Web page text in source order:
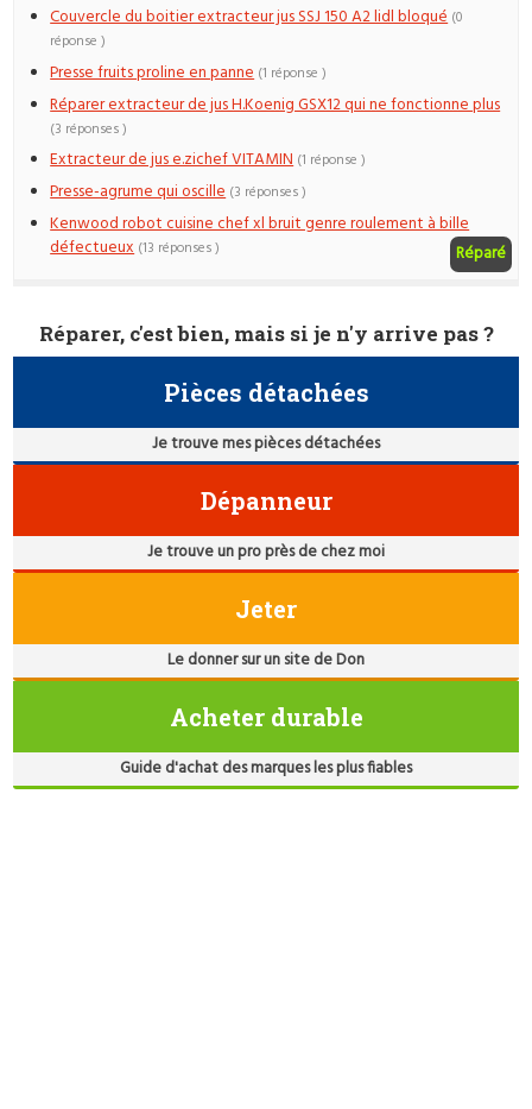
Couvercle du boitier extracteur jus SSJ 150 A2 lidl bloqué (0
réponse )
Presse fruits proline en panne (1 réponse )
Réparer extracteur de jus H.Koenig GSX12 qui ne fonctionne plus
(3 réponses )
Extracteur de jus e.zichef VITAMIN (1 réponse )
Presse-agrume qui oscille (3 réponses )
Kenwood robot cuisine chef xl bruit genre roulement à bille
défectueux
Réparé
(13 réponses )
Réparer, c'est bien, mais si je n'y arrive pas ?
Pièces détachées
Je trouve mes pièces détachées
Dépanneur
Je trouve un pro près de chez moi
Jeter
Le donner sur un site de Don
Acheter durable
Guide d'achat des marques les plus fiables